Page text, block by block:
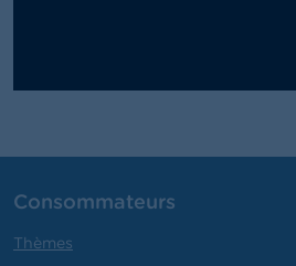
Consommateurs
Thèmes